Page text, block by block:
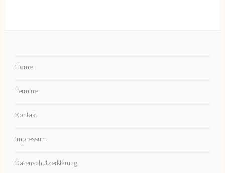
Home
Termine
Kontakt
Impressum
Datenschutzerklärung